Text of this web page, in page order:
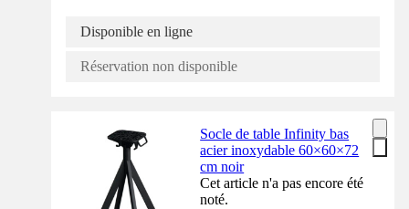
Disponible en ligne
Réservation non disponible
Socle de table Infinity bas
acier inoxydable 60×60×72
cm noir
Cet article n'a pas encore été
noté.